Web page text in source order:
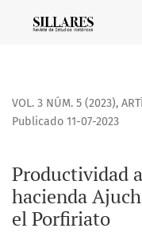
Productividad
VOL. 3 NÚM. 5 (2023),
Productividad
hacienda
el Porfiriato
Publicado 11-07-2023